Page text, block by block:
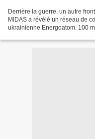
Derrière la guerre, un autre
MIDAS a révélé un réseau de
ukrainienne Energoatom. 100